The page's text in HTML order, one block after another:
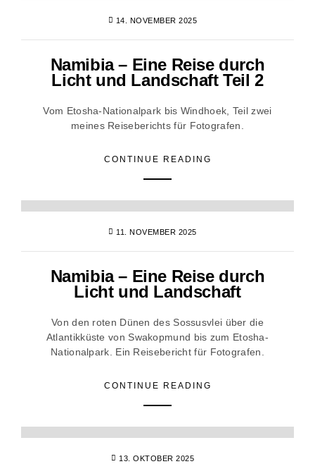
14. NOVEMBER 2025
Namibia – Eine Reise durch
Licht und Landschaft Teil 2
Vom Etosha-Nationalpark bis Windhoek, Teil zwei
meines Reiseberichts für Fotografen.
CONTINUE READING
11. NOVEMBER 2025
Namibia – Eine Reise durch
Licht und Landschaft
Von den roten Dünen des Sossusvlei über die
Atlantikküste von Swakopmund bis zum Etosha-
Nationalpark. Ein Reisebericht für Fotografen.
CONTINUE READING
13. OKTOBER 2025